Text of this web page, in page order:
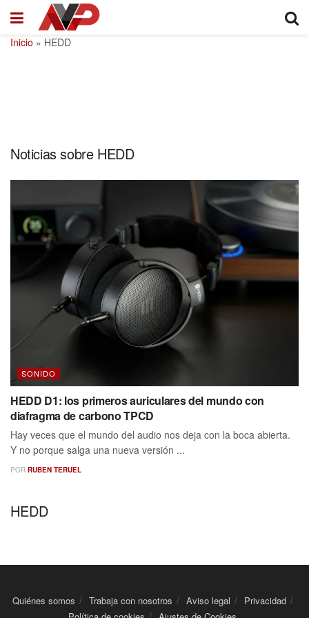
Inicio » HEDD
Noticias sobre HEDD
SONIDO
HEDD D1: los primeros auriculares del mundo con
diafragma de carbono TPCD
Hay veces que el mundo del audio nos deja con la boca abierta.
Y no porque salga una nueva versión ...
POR RUBEN TERUEL
HEDD
Quiénes somos Trabaja con nosotros Aviso legal
Privacidad